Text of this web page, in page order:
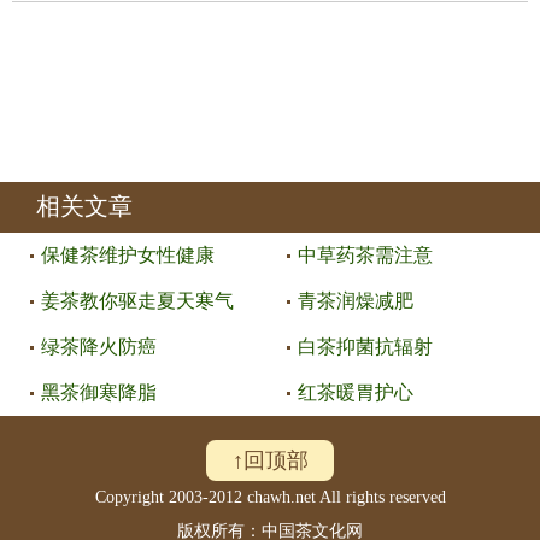
相关文章
保健茶维护女性健康 中草药茶需注意
姜茶教你驱走夏天寒气 青茶润燥减肥
绿茶降火防癌 白茶抑菌抗辐射
黑茶御寒降脂 红茶暖胃护心
↑回顶部
Copyright 2003-2012 chawh.net All rights reserved
版权所有：中国茶文化网